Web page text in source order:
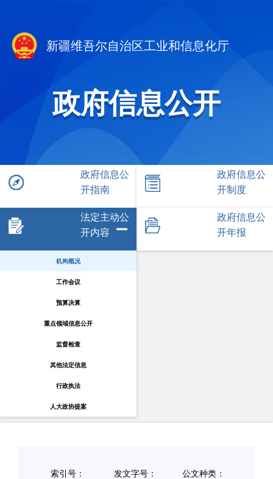
新疆维吾尔自治区工业和信息化厅
政府信息公开
政府信息公
开指南
政府信息公
开制度
法定主动公
开内容
机构概况
工作会议
预算决算
重点领域信息公开
监督检查
其他法定信息
行政执法
人大政协提案
政府信息公
开年报
索引号：
发文字号： 公文种类：